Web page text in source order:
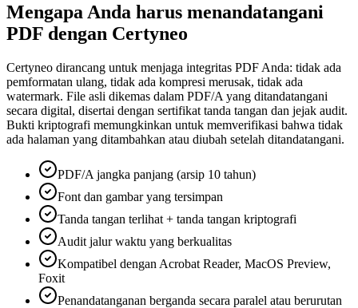
Mengapa Anda harus menandatangani
PDF dengan Certyneo
Certyneo dirancang untuk menjaga integritas PDF Anda: tidak ada
pemformatan ulang, tidak ada kompresi merusak, tidak ada
watermark. File asli dikemas dalam PDF/A yang ditandatangani
secara digital, disertai dengan sertifikat tanda tangan dan jejak audit.
Bukti kriptografi memungkinkan untuk memverifikasi bahwa tidak
ada halaman yang ditambahkan atau diubah setelah ditandatangani.
PDF/A jangka panjang (arsip 10 tahun)
Font dan gambar yang tersimpan
Tanda tangan terlihat + tanda tangan kriptografi
Audit jalur waktu yang berkualitas
Kompatibel dengan Acrobat Reader, MacOS Preview,
Foxit
Penandatanganan berganda secara paralel atau berurutan